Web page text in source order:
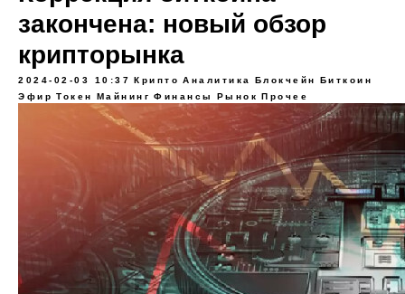
закончена: новый обзор
крипторынка
2024-02-03 10:37 Крипто Аналитика Блокчейн
Биткоин
Эфир Токен Майнинг Финансы Рынок Прочее